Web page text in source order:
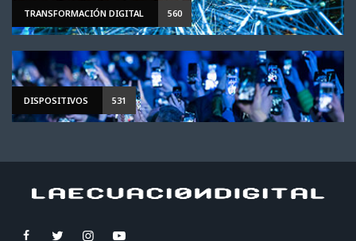
TRANSFORMACIÓN DIGITAL 560
DISPOSITIVOS 531